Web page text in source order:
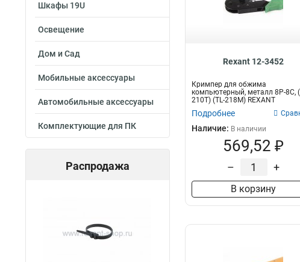
Шкафы 19U
Освещение
Дом и Сад
Мобильные аксессуары
Автомобильные аксессуары
Комплектующие для ПК
Распродажа
Rexant 12-3452
Кримпер для обжима
компьютерный, металл 8P-8C,
210T) (TL-218M) REXANT
Подробнее
Наличие: В наличии
569,52 ₽
– +
В корзину